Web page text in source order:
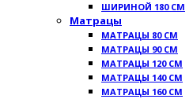
ШИРИНОЙ 180 СМ
Матрацы
МАТРАЦЫ 80 СМ
МАТРАЦЫ 90 СМ
МАТРАЦЫ 120 СМ
МАТРАЦЫ 140 СМ
МАТРАЦЫ 160 СМ